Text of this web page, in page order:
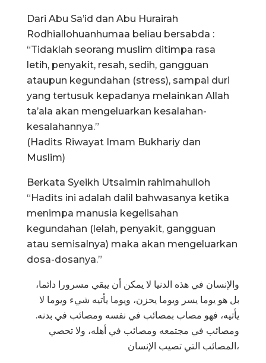
Dari Abu Sa’id dan Abu Hurairah
Rodhiallohuanhumaa beliau bersabda :
“Tidaklah seorang muslim ditimpa rasa
letih, penyakit, resah, sedih, gangguan
ataupun kegundahan (stress), sampai duri
yang tertusuk kepadanya melainkan Allah
ta’ala akan mengeluarkan kesalahan-
kesalahannya.”
(Hadits Riwayat Imam Bukhariy dan
Muslim)
Berkata Syeikh Utsaimin rahimahulloh
“Hadits ini adalah dalil bahwasanya ketika
menimpa manusia kegelisahan
kegundahan (lelah, penyakit, gangguan
atau semisalnya) maka akan mengeluarkan
dosa-dosanya.”
والإنسان في هذه الدنيا لا يمكن أن يبقي مسرورا دائما،
بل هو يوما يسر ويوما يحزن، ويوما يأتيه شيء ويوما لا
يأتيه، فهو مصاب بمصائب في نفسه ومصائب في بدنه.
ومصائب في مجتمعه ومصائب في أهله، ولا تحصي
المصائب التي تصيب الإنسان،